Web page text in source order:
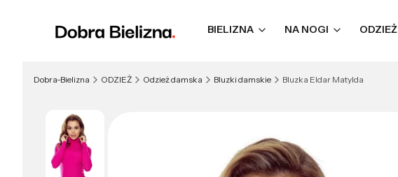
BIELIZNA NA NOGI ODZIEŻ
Dobra-Bielizna ODZIEŻ Odzież damska Bluzki damskie Bluzka Eldar Matylda